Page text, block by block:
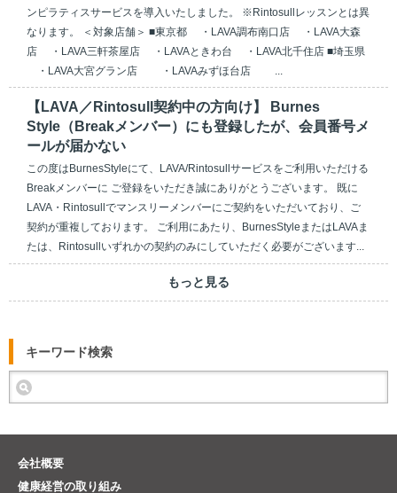
ンピラティスサービスを導入いたしました。 ※Rintosullレッスンとは異
なります。 ＜対象店舗＞ ■東京都 ・LAVA調布南口店 ・LAVA大森
店 ・LAVA三軒茶屋店 ・LAVAときわ台 ・LAVA北千住店 ■埼玉県
・LAVA大宮グラン店 ・LAVAみずほ台店 ...
【LAVA／Rintosull契約中の方向け】 Burnes
Style（Breakメンバー）にも登録したが、会員番号メ
ールが届かない
この度はBurnesStyleにて、LAVA/Rintosullサービスをご利用いただける
Breakメンバーに ご登録をいただき誠にありがとうございます。 既に
LAVA・Rintosullでマンスリーメンバーにご契約をいただいており、ご
契約が重複しております。 ご利用にあたり、BurnesStyleまたはLAVAま
たは、Rintosullいずれかの契約のみにしていただく必要がございます...
もっと見る
キーワード検索
会社概要
健康経営の取り組み